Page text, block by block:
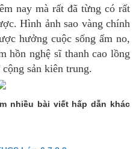
nay mà rất đã từng có rất
Hình ảnh sao vàng chính
hưởng cuộc sống ấm no,
hồn nghệ sĩ thanh cao lồng
sản kiên trung.
nhiều bài viết hấp dẫn khác